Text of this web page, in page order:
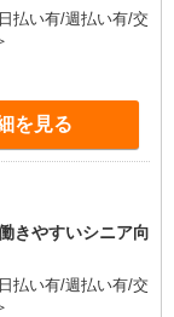
払い有/週払い有/交
を見る
きやすいシニア向
払い有/週払い有/交